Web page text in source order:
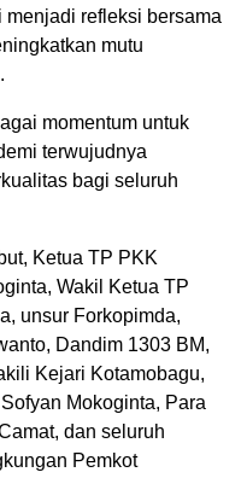
refleksi bersama
mutu
momentum untuk
terwujudnya
bagi seluruh
Ketua TP PKK
Wakil Ketua TP
unsur Forkopimda,
Dandim 1303 BM,
Kejari Kotamobagu,
Mokoginta, Para
dan seluruh
Pemkot